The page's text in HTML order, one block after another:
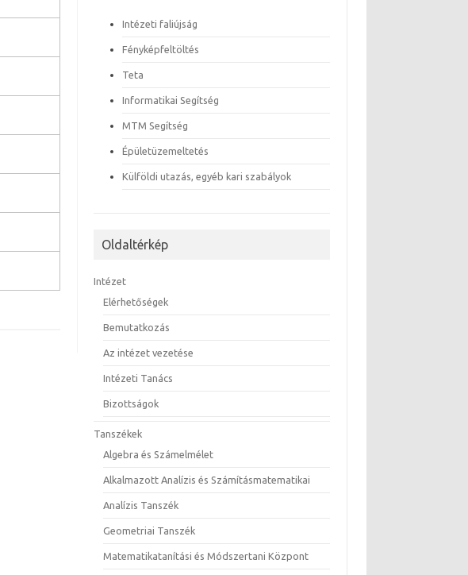
Intézeti faliújság
Fényképfeltöltés
Teta
Informatikai Segítség
MTM Segítség
Épületüzemeltetés
Külföldi utazás, egyéb kari szabályok
Oldaltérkép
Intézet
Elérhetőségek
Bemutatkozás
Az intézet vezetése
Intézeti Tanács
Bizottságok
Tanszékek
Algebra és Számelmélet
Alkalmazott Analízis és Számításmatematikai
Analízis Tanszék
Geometriai Tanszék
Matematikatanítási és Módszertani Központ